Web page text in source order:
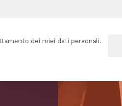
dei miei dati personali.